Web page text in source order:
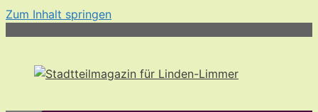
Zum Inhalt springen